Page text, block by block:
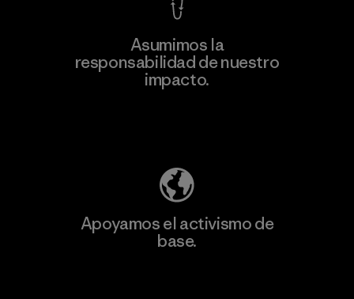
información
Asumimos la
responsabilidad de nuestro
impacto.
Apoyamos el activismo de
base.